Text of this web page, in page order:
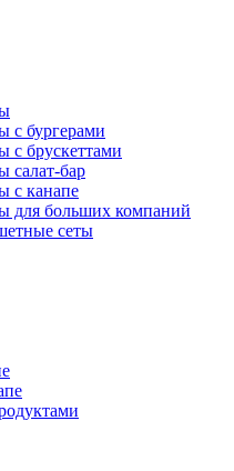
с бургерами
с брускеттами
салат-бар
с канапе
для больших компаний
сеты